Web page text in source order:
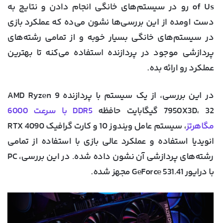
of Us رو در سیستم‌های خانگی انجام دادن و نتایج به
دست اومده از این بررسی‌ها نشون می‌ده که عملکرد بازی
در سیستم‌های خانگی بسیار خوبه و از تمامی رشته‌های
پردازشی موجود در پردازنده استفاده می‌کنه تا بهترین
عملکرد رو ارائه بده.
در این بررسی، از یک سیستم با پردازنده AMD Ryzen 9
7950X3D، 32 گیگابایت حافظه
DDR5 با سرعت 6000
مگاهرتز
، سیستم عامل ویندوز 10 و کارت گرافیک RTX 4090
انویدیا استفاده و عملکرد عالی بازی با استفاده از تمامی
رشته‌های پردازشی آن نشون داده شده. در این بررسی، PC
با درایور GeForce 531.41 مجهز شده.